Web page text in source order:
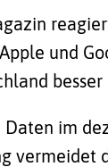
und
Daten im